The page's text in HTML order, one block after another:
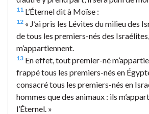
11 L’Éternel dit à Moïse :
12 « J’ai pris les Lévites du milieu des
de tous les premiers-nés des
m’appartiennent.
13 En effet, tout premier-né
frappé tous les premiers-nés en
consacré tous les premiers-nés en
hommes que des animaux : ils
l’Éternel. »